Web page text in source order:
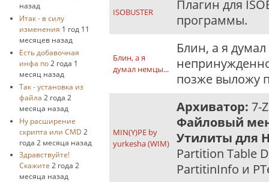
назад
Итак - в силу
изменения 1 год 11
месяцев назад
Есть добавочная
инфа по 2 года 1
месяц назад
Так - установка из
файла 2 года 2
месяца назад
Ну расширение
скрипта или CMD 2
года 2 месяца назад
Здравствуйте!
Скажите 2 года 2
месяца назад
ISOBUSTER
Плагин для
программы.
Блин, а я
думал немцы...
Блин, а я
позже выложу
MIN(Y)PE by
yurkesha (WIM)
Архиватор: 7-
Файловый
Утилиты для
Partition Table
PartitinInfo и